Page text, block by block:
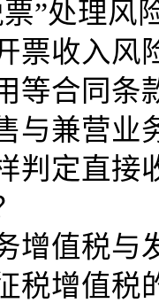
”处理风
票收入风
等合同条
与兼营业
判定直接
增值税与
税增值税